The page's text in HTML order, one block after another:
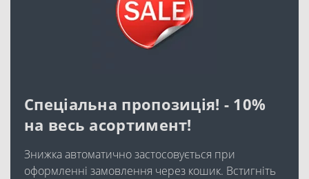
Спеціальна пропозиція! - 10%
на весь асортимент!
Знижка автоматично застосовується при
оформленні замовлення через кошик. Встигніть